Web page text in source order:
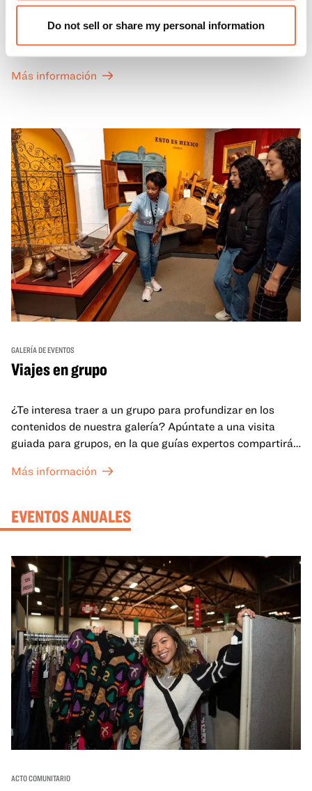
Do not sell or share my personal information
a las Galerías de Arte, Historia y Ciencias Naturales de
California del OMCA es gratuita y las entradas para las
a un precio reducido de 6 $.
Más información
GALERÍA DE EVENTOS
Viajes en grupo
¿Te interesa traer a un grupo para profundizar en los
contenidos de nuestra galería? Apúntate a una visita
guiada para grupos, en la que guías expertos compartirán
mejor lo que se expone en las galerías del OMCA.
Más información
EVENTOS ANUALES
ACTO COMUNITARIO